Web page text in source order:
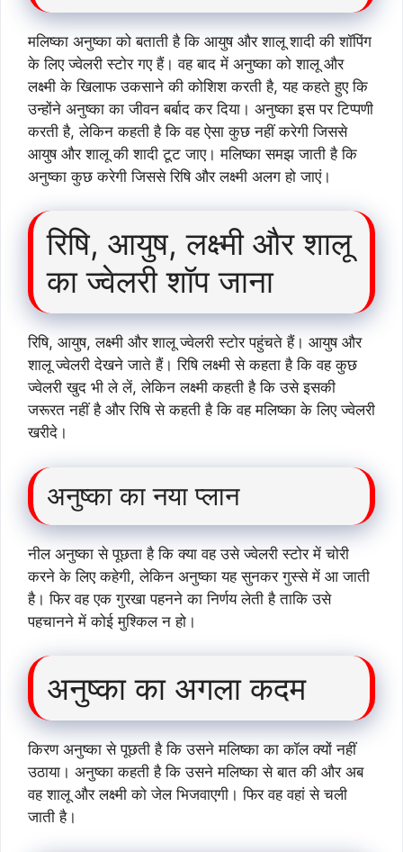
मलिष्का अनुष्का को बताती है कि आयुष और शालू शादी की शॉपिंग
के लिए ज्वेलरी स्टोर गए हैं। वह बाद में अनुष्का को शालू और
लक्ष्मी के खिलाफ उकसाने की कोशिश करती है, यह कहते हुए कि
उन्होंने अनुष्का का जीवन बर्बाद कर दिया। अनुष्का इस पर टिप्पणी
करती है, लेकिन कहती है कि वह ऐसा कुछ नहीं करेगी जिससे
आयुष और शालू की शादी टूट जाए। मलिष्का समझ जाती है कि
अनुष्का कुछ करेगी जिससे रिषि और लक्ष्मी अलग हो जाएं।
रिषि, आयुष, लक्ष्मी और शालू
का ज्वेलरी शॉप जाना
रिषि, आयुष, लक्ष्मी और शालू ज्वेलरी स्टोर पहुंचते हैं। आयुष और
शालू ज्वेलरी देखने जाते हैं। रिषि लक्ष्मी से कहता है कि वह कुछ
ज्वेलरी खुद भी ले लें, लेकिन लक्ष्मी कहती है कि उसे इसकी
जरूरत नहीं है और रिषि से कहती है कि वह मलिष्का के लिए ज्वेलरी
खरीदे।
अनुष्का का नया प्लान
नील अनुष्का से पूछता है कि क्या वह उसे ज्वेलरी स्टोर में चोरी
करने के लिए कहेगी, लेकिन अनुष्का यह सुनकर गुस्से में आ जाती
है। फिर वह एक गुरखा पहनने का निर्णय लेती है ताकि उसे
पहचानने में कोई मुश्किल न हो।
अनुष्का का अगला कदम
किरण अनुष्का से पूछती है कि उसने मलिष्का का कॉल क्यों नहीं
उठाया। अनुष्का कहती है कि उसने मलिष्का से बात की और अब
वह शालू और लक्ष्मी को जेल भिजवाएगी। फिर वह वहां से चली
जाती है।